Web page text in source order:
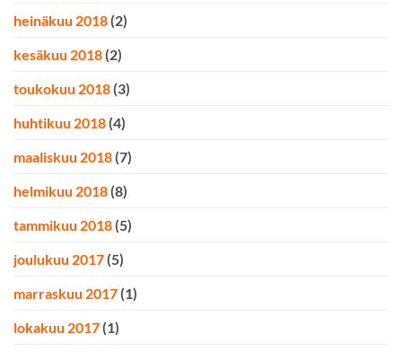
heinäkuu 2018 (2)
kesäkuu 2018 (2)
toukokuu 2018 (3)
huhtikuu 2018 (4)
maaliskuu 2018 (7)
helmikuu 2018 (8)
tammikuu 2018 (5)
joulukuu 2017 (5)
marraskuu 2017 (1)
lokakuu 2017 (1)